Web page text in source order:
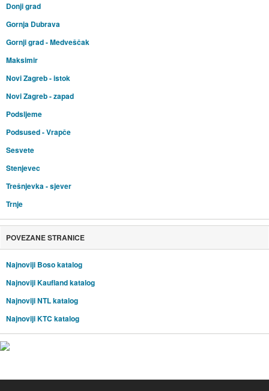
Donji grad
Gornja Dubrava
Gornji grad - Medveščak
Maksimir
Novi Zagreb - istok
Novi Zagreb - zapad
Podsljeme
Podsused - Vrapče
Sesvete
Stenjevec
Trešnjevka - sjever
Trnje
POVEZANE STRANICE
Najnoviji Boso katalog
Najnoviji Kaufland katalog
Najnoviji NTL katalog
Najnoviji KTC katalog